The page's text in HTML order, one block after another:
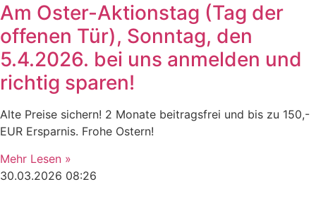
Am Oster-Aktionstag (Tag der
offenen Tür), Sonntag, den
5.4.2026. bei uns anmelden und
richtig sparen!
Alte Preise sichern! 2 Monate beitragsfrei und bis zu 150,-
EUR Ersparnis. Frohe Ostern!
Mehr Lesen »
30.03.2026 08:26